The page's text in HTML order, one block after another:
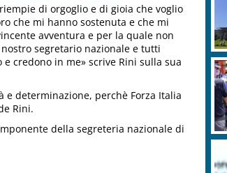
di orgoglio e di gioia che voglio
che mi hanno sostenuta e che mi
avventura e per la quale non
segretario nazionale e tutti
credono in me» scrive Rini sulla sua
determinazione, perchè Forza Italia
Rini.
della segreteria nazionale di